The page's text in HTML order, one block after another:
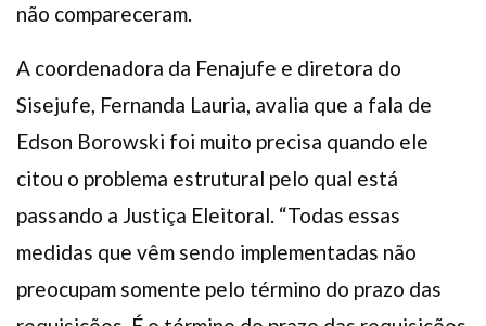
não compareceram.
A coordenadora da Fenajufe e diretora do
Sisejufe, Fernanda Lauria, avalia que a fala de
Edson Borowski foi muito precisa quando ele
citou o problema estrutural pelo qual está
passando a Justiça Eleitoral. “Todas essas
medidas que vêm sendo implementadas não
preocupam somente pelo término do prazo das